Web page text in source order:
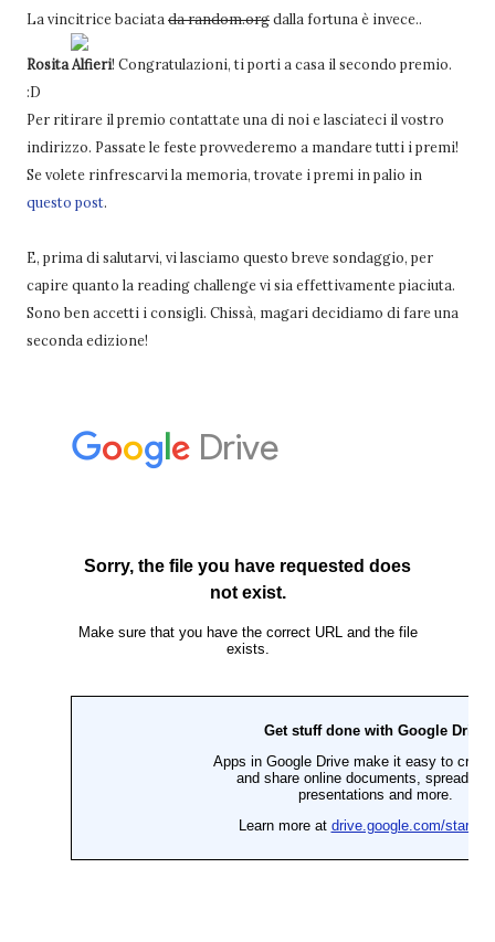
La vincitrice baciata da random.orgdalla fortuna è invece..
Rosita Alfieri! Congratulazioni, ti porti a casa il secondo premio.
:D
Per ritirare il premio contattate una di noi e lasciateci il vostro
indirizzo. Passate le feste provvederemo a mandare tutti i premi!
Se volete rinfrescarvi la memoria, trovate i premi in palio in
questo post.
E, prima di salutarvi, vi lasciamo questo breve sondaggio, per
capire quanto la reading challenge vi sia effettivamente piaciuta.
Sono ben accetti i consigli. Chissà, magari decidiamo di fare una
seconda edizione!